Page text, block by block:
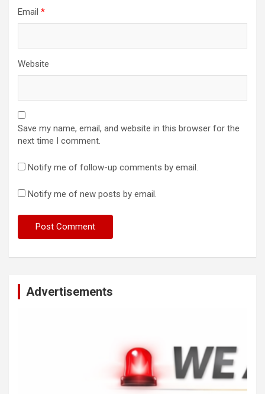
Email *
Website
Save my name, email, and website in this browser for the
next time I comment.
Notify me of follow-up comments by email.
Notify me of new posts by email.
Advertisements